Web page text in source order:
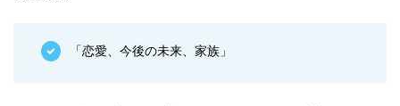
「恋愛、今後の未来、家族」